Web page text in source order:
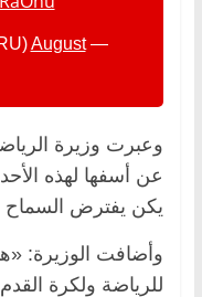
— Eurosport.ru (@Eurosport_RU)
August
وعبرت وزيرة
عن أسفها لهذه
يكن يفترض السماح
وأضافت الوزيرة:
للرياضة ولكرة